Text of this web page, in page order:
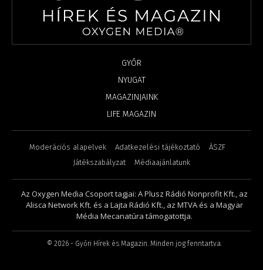
GYŐR
NYUGAT
MAGAZINJAINK
LIFE MAGAZIN
Moderációs alapelvek Adatkezelési tájékoztató
ÁSZF
Játékszabályzat
Médiaajánlatunk
Az Oxygen Media Csoport tagjai: A Plusz Rádió Nonprofit Kft., az
Alisca Network Kft. és a Lajta Rádió Kft., az MTVA és a Magyar
Média Mecanatúra támogatottja.
© 2026 - Győri Hírek és Magazin. Minden jog fenntartva.